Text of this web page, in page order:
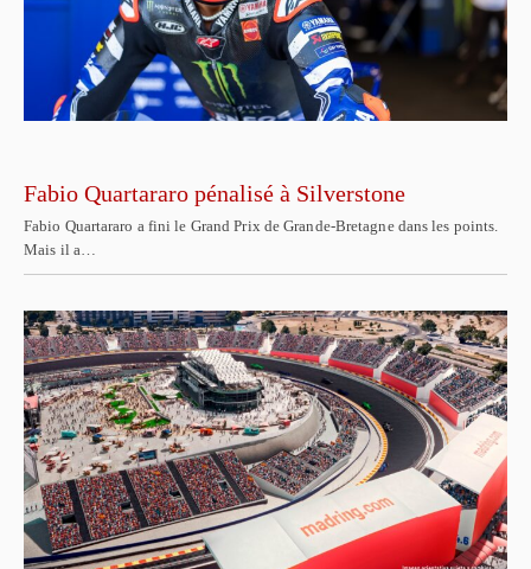
Fabio Quartararo pénalisé à Silverstone
Fabio Quartararo a fini le Grand Prix de Grande-Bretagne dans les points.
Mais il a…